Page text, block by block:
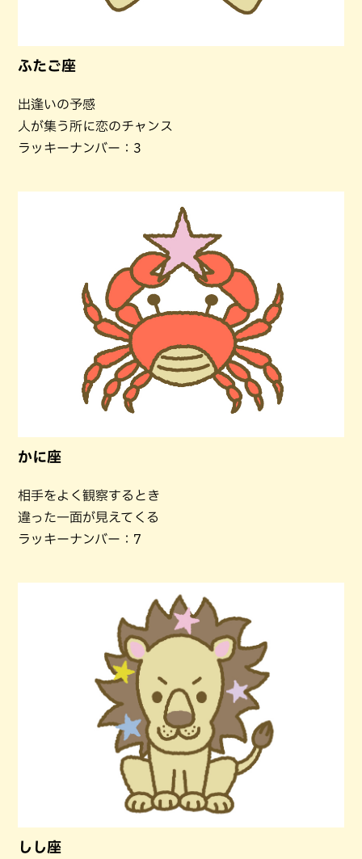
ふたご座
出逢いの予感
人が集う所に恋のチャンス
ラッキーナンバー：3
かに座
相手をよく観察するとき
違った一面が見えてくる
ラッキーナンバー：7
しし座